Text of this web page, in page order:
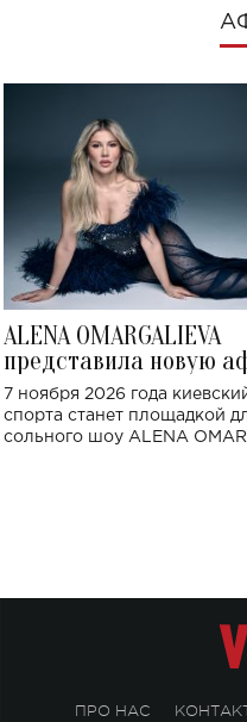
ALENA OMARGALIEVA
представила новую
большого концерта во
спорта
7 ноября 2026 года
спорта станет площадкой
сольного шоу ALENA
ПРО НАС